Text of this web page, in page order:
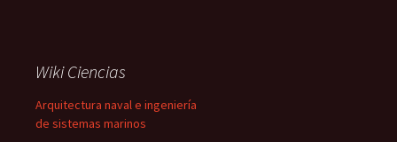
Wiki Ciencias
Arquitectura naval e ingeniería
de sistemas marinos